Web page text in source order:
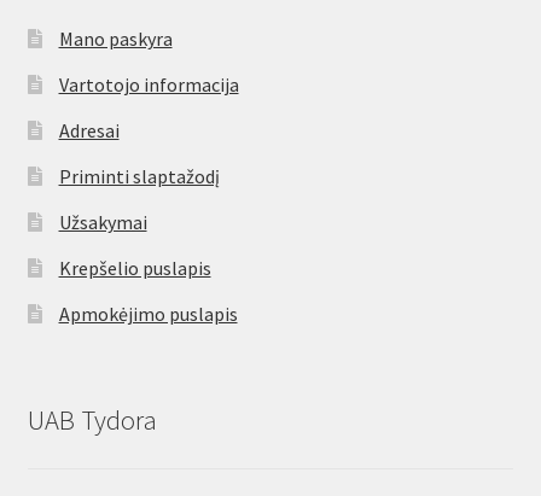
Mano paskyra
Vartotojo informacija
Adresai
Priminti slaptažodį
Užsakymai
Krepšelio puslapis
Apmokėjimo puslapis
UAB Tydora